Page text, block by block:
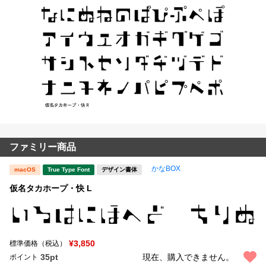
ファミリー商品
macOS True Type Font デザイン書体 かなBOX
仮名タカホープ・快 L
標準価格（税込） ¥3,850
ポイント 35pt 現在、購入できません。